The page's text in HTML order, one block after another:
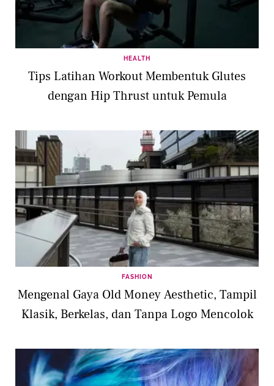
HEALTH
Tips Latihan Workout Membentuk Glutes
dengan Hip Thrust untuk Pemula
FASHION
Mengenal Gaya Old Money Aesthetic, Tampil
Klasik, Berkelas, dan Tanpa Logo Mencolok